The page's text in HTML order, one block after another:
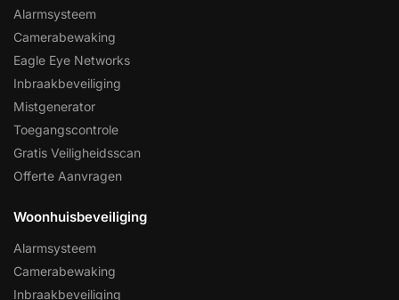
Alarmsysteem
Camerabewaking
Eagle Eye Networks
Inbraakbeveiliging
Mistgenerator
Toegangscontrole
Gratis Veiligheidsscan
Offerte Aanvragen
Woonhuisbeveiliging
Alarmsysteem
Camerabewaking
Inbraakbeveiliging